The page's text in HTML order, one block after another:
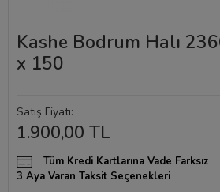
Kashe Bodrum Halı
x 150
Satış Fiyatı:
1.900,00 TL
Tüm Kredi Kartlarına Vade Farksız
3 Aya Varan Taksit Seçenekleri